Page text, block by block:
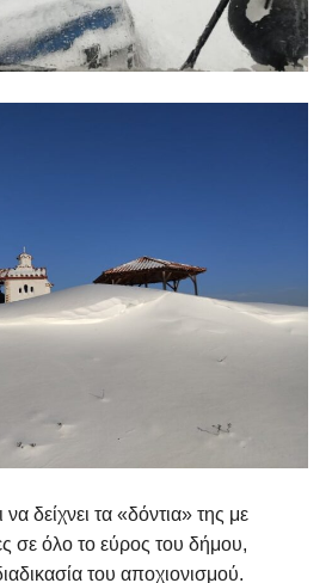
δείχνει τα «δόντια» της με
σε όλο το εύρος του δήμου,
του αποχιονισμού.